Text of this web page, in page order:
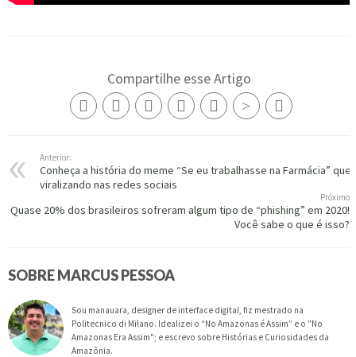
Compartilhe esse Artigo
Anterior:
Conheça a história do meme “Se eu trabalhasse na Farmácia” que
viralizando nas redes sociais
Próximo
Quase 20% dos brasileiros sofreram algum tipo de “phishing” em 2020!
Você sabe o que é isso?
SOBRE MARCUS PESSOA
Sou manauara, designer de interface digital, fiz mestrado na
Politecnico di Milano. Idealizei o “No Amazonas é Assim” e o "No
Amazonas Era Assim"; e escrevo sobre Histórias e Curiosidades da
Amazônia.